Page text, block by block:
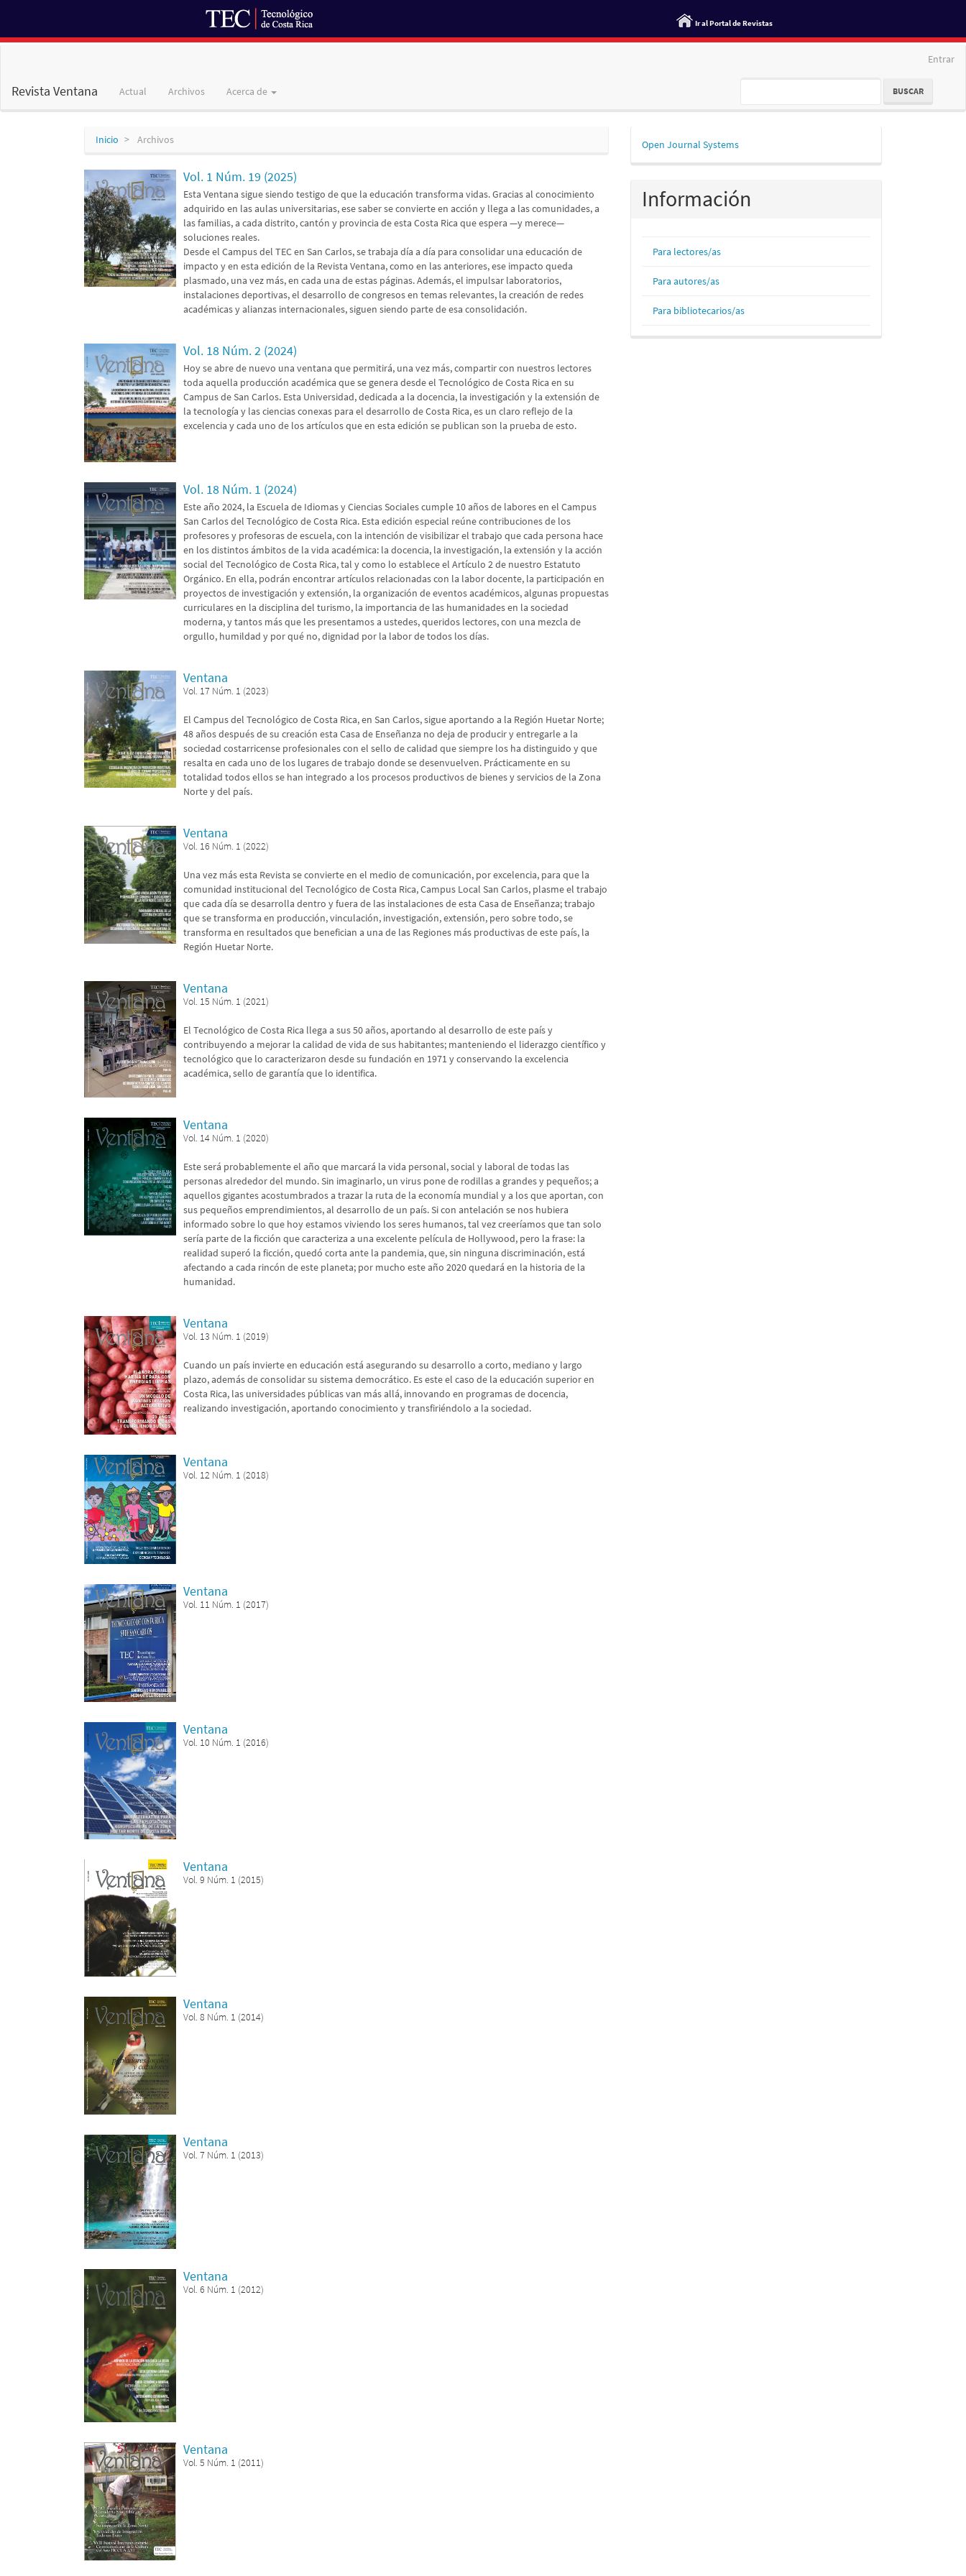
Ir al Portal de Revistas
principal
Entrar
Revista Ventana Actual Archivos Acerca de BUSCAR
Inicio Archivos
Vol. 1 Núm. 19 (2025)
Esta Ventana sigue siendo testigo de que la educación transforma vidas. Gracias al conocimiento
adquirido en las aulas universitarias, ese saber se convierte en acción y llega a las comunidades, a
las familias, a cada distrito, cantón y provincia de esta Costa Rica que espera —y merece—
soluciones reales.
Desde el Campus del TEC en San Carlos, se trabaja día a día para consolidar una educación de
impacto y en esta edición de la Revista Ventana, como en las anteriores, ese impacto queda
plasmado, una vez más, en cada una de estas páginas. Además, el impulsar laboratorios,
instalaciones deportivas, el desarrollo de congresos en temas relevantes, la creación de redes
académicas y alianzas internacionales, siguen siendo parte de esa consolidación.
Vol. 18 Núm. 2 (2024)
Hoy se abre de nuevo una ventana que permitirá, una vez más, compartir con nuestros lectores
toda aquella producción académica que se genera desde el Tecnológico de Costa Rica en su
Campus de San Carlos. Esta Universidad, dedicada a la docencia, la investigación y la extensión de
la tecnología y las ciencias conexas para el desarrollo de Costa Rica, es un claro reflejo de la
excelencia y cada uno de los artículos que en esta edición se publican son la prueba de esto.
Vol. 18 Núm. 1 (2024)
Este año 2024, la Escuela de Idiomas y Ciencias Sociales cumple 10 años de labores en el Campus
San Carlos del Tecnológico de Costa Rica. Esta edición especial reúne contribuciones de los
profesores y profesoras de escuela, con la intención de visibilizar el trabajo que cada persona hace
en los distintos ámbitos de la vida académica: la docencia, la investigación, la extensión y la acción
social del Tecnológico de Costa Rica, tal y como lo establece el Artículo 2 de nuestro Estatuto
Orgánico. En ella, podrán encontrar artículos relacionadas con la labor docente, la participación en
proyectos de investigación y extensión, la organización de eventos académicos, algunas propuestas
curriculares en la disciplina del turismo, la importancia de las humanidades en la sociedad
moderna, y tantos más que les presentamos a ustedes, queridos lectores, con una mezcla de
orgullo, humildad y por qué no, dignidad por la labor de todos los días.
Ventana
Vol. 17 Núm. 1 (2023)
El Campus del Tecnológico de Costa Rica, en San Carlos, sigue aportando a la Región Huetar Norte;
48 años después de su creación esta Casa de Enseñanza no deja de producir y entregarle a la
sociedad costarricense profesionales con el sello de calidad que siempre los ha distinguido y que
resalta en cada uno de los lugares de trabajo donde se desenvuelven. Prácticamente en su
totalidad todos ellos se han integrado a los procesos productivos de bienes y servicios de la Zona
Norte y del país.
Ventana
Vol. 16 Núm. 1 (2022)
Una vez más esta Revista se convierte en el medio de comunicación, por excelencia, para que la
comunidad institucional del Tecnológico de Costa Rica, Campus Local San Carlos, plasme el trabajo
que cada día se desarrolla dentro y fuera de las instalaciones de esta Casa de Enseñanza; trabajo
que se transforma en producción, vinculación, investigación, extensión, pero sobre todo, se
transforma en resultados que benefician a una de las Regiones más productivas de este país, la
Región Huetar Norte.
Ventana
Vol. 15 Núm. 1 (2021)
El Tecnológico de Costa Rica llega a sus 50 años, aportando al desarrollo de este país y
contribuyendo a mejorar la calidad de vida de sus habitantes; manteniendo el liderazgo científico y
tecnológico que lo caracterizaron desde su fundación en 1971 y conservando la excelencia
académica, sello de garantía que lo identifica.
Ventana
Vol. 14 Núm. 1 (2020)
Este será probablemente el año que marcará la vida personal, social y laboral de todas las
personas alrededor del mundo. Sin imaginarlo, un virus pone de rodillas a grandes y pequeños; a
aquellos gigantes acostumbrados a trazar la ruta de la economía mundial y a los que aportan, con
sus pequeños emprendimientos, al desarrollo de un país. Si con antelación se nos hubiera
informado sobre lo que hoy estamos viviendo los seres humanos, tal vez creeríamos que tan solo
sería parte de la ficción que caracteriza a una excelente película de Hollywood, pero la frase: la
realidad superó la ficción, quedó corta ante la pandemia, que, sin ninguna discriminación, está
afectando a cada rincón de este planeta; por mucho este año 2020 quedará en la historia de la
humanidad.
Ventana
Vol. 13 Núm. 1 (2019)
Cuando un país invierte en educación está asegurando su desarrollo a corto, mediano y largo
plazo, además de consolidar su sistema democrático. Es este el caso de la educación superior en
Costa Rica, las universidades públicas van más allá, innovando en programas de docencia,
realizando investigación, aportando conocimiento y transfiriéndolo a la sociedad.
Ventana
Vol. 12 Núm. 1 (2018)
Ventana
Vol. 11 Núm. 1 (2017)
Ventana
Vol. 10 Núm. 1 (2016)
Ventana
Vol. 9 Núm. 1 (2015)
Ventana
Vol. 8 Núm. 1 (2014)
Ventana
Vol. 7 Núm. 1 (2013)
Ventana
Vol. 6 Núm. 1 (2012)
Ventana
Vol. 5 Núm. 1 (2011)
Desarrollado
por
Open Journal Systems
Información
Para lectores/as
Para autores/as
Para bibliotecarios/as